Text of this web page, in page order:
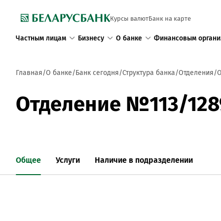
Курсы валютБанк на карте
Частным лицам Бизнесу О банке Финансовым
Главная О банке Банк сегодня Структура банка Отделения
Отделение №113/
Общее Услуги Наличие в подразделении